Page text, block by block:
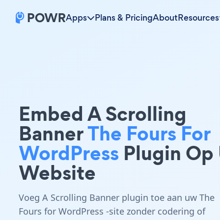
Apps Plans & PricingAboutResources
Embed A Scrolling
BannerThe Fours For
WordPress Plugin Op
Website
Voeg A Scrolling Banner plugin toe aan uw The
Fours for WordPress -site zonder codering of